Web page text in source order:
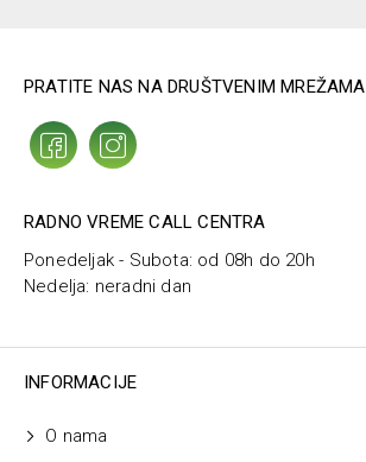
PRATITE NAS NA DRUŠTVENIM MREŽAMA
RADNO VREME CALL CENTRA
Ponedeljak - Subota: od 08h do 20h
Nedelja: neradni dan
INFORMACIJE
O nama